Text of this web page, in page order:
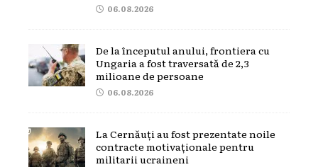
06.08.2026
De la începutul anului, frontiera cu
Ungaria a fost traversată de 2,3
milioane de persoane
06.08.2026
La Cernăuți au fost prezentate noile
contracte motivaționale pentru
militarii ucraineni